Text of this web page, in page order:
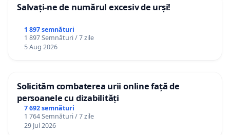
Salvați-ne de numărul excesiv de urși!
1 897 semnături
1 897 Semnături / 7 zile
5 Aug 2026
Solicităm combaterea urii online față de
persoanele cu dizabilități
7 692 semnături
1 764 Semnături / 7 zile
29 Jul 2026